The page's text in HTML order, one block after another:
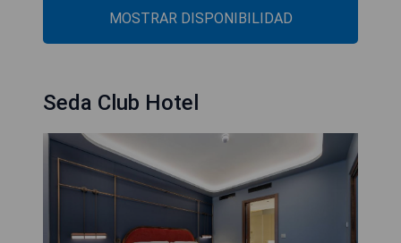
MOSTRAR DISPONIBILIDAD
Seda Club Hotel